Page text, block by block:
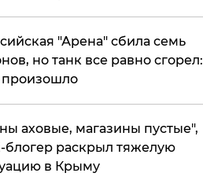
"Арена" сбила семь
но танк все равно сгорел:
произошло
аховые, магазины пустые",
раскрыл тяжелую
в Крыму